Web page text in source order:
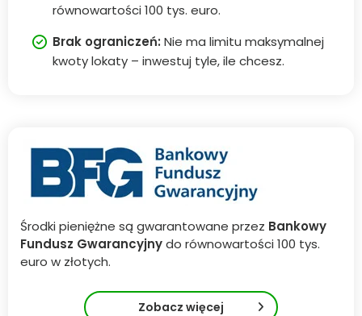
równowartości 100 tys. euro.
Brak ograniczeń: Nie ma limitu maksymalnej
kwoty lokaty – inwestuj tyle, ile chcesz.
Środki pieniężne są gwarantowane przez Bankowy
Fundusz Gwarancyjnydo równowartości 100 tys.
euro w złotych.
Zobacz więcej